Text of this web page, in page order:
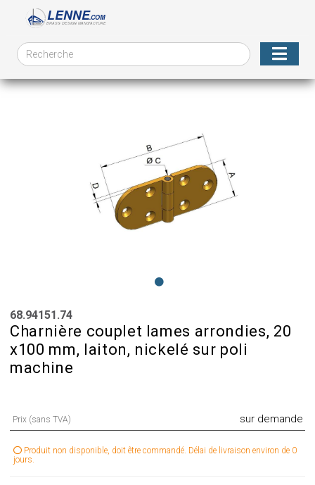
68.94151.74
Charnière couplet lames arrondies, 20
x100 mm, laiton, nickelé sur poli
machine
Prix (sans TVA) sur demande
Produit non disponible, doit être commandé. Délai de livraison environ de 0
jours.